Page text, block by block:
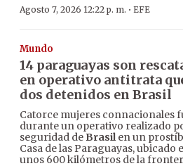
Agosto 7, 2026 12:22 p. m. · EFE
Mundo
14 paraguayas son
en operativo antitrata
dos detenidos en Brasil
Catorce mujeres connacionales
durante un operativo realizado
seguridad de Brasilen un
Casa de las Paraguayas, ubicado
unos 600 kilómetros de la